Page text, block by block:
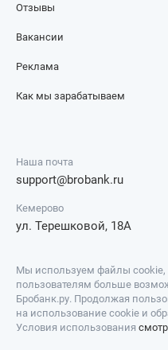
Отзывы
Вакансии
Реклама
Как мы зарабатываем
Наша почта
support@brobank.ru
Кемерово
ул. Терешковой, 18А
Мы используем файлы cookie,
пользователям больше
Бробанк.ру. Продолжая
на использование cookie и
Условия использования